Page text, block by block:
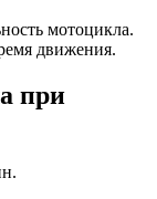
мотоцикла.
движения.
при